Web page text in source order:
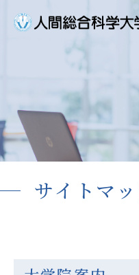
大学院案内
専攻紹介
Major
入学案内
OpenCampus
for
サイトマ